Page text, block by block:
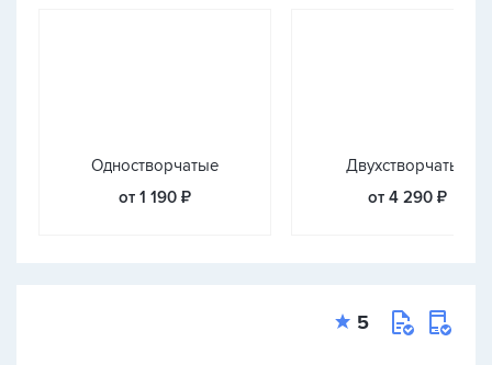
Одностворчатые
от 1 190 ₽
Двухстворчатые
от 4 290 ₽
5